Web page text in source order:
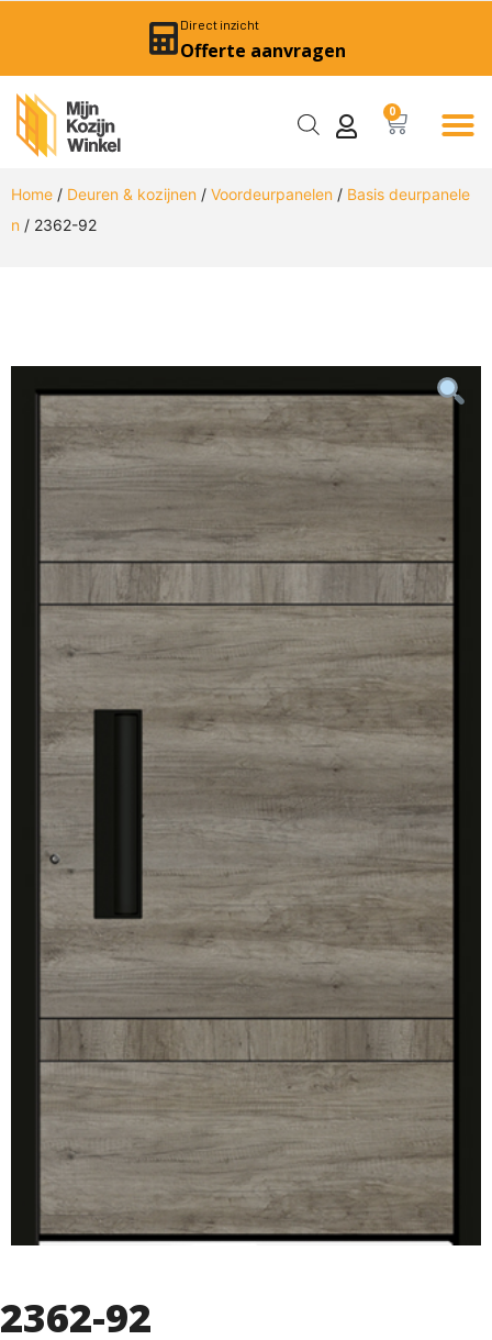
Direct inzicht
Offerte aanvragen
0
Home / Deuren & kozijnen / Voordeurpanelen / Basis deurpanele
n / 2362-92
2362-92